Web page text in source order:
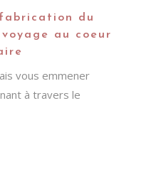
du
au coeur
vous emmener
à travers le